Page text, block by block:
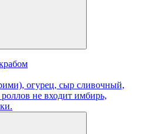
огурец, сыр сливочный,
не входит имбирь,